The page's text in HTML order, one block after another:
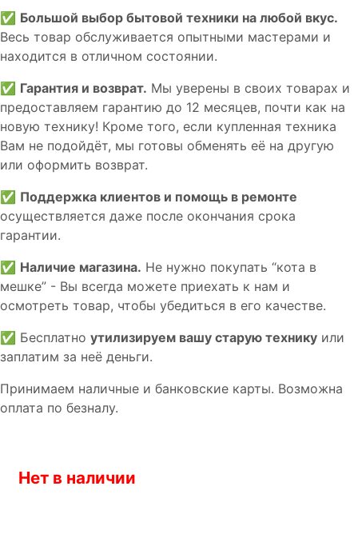
✅ Большой выбор бытовой техники на любой вкус.
Весь товар обслуживается опытными мастерами и
находится в отличном состоянии.
✅ Гарантия и возврат. Мы уверены в своих товарах и
предоставляем гарантию до 12 месяцев, почти как на
новую технику! Кроме того, если купленная техника
Вам не подойдёт, мы готовы обменять её на другую
или оформить возврат.
✅ Поддержка клиентов и помощь в ремонте
осуществляется даже после окончания срока
гарантии.
✅ Наличие магазина. Не нужно покупать “кота в
мешке” - Вы всегда можете приехать к нам и
осмотреть товар, чтобы убедиться в его качестве.
✅ Бесплатно утилизируем вашу старую технику или
заплатим за неё деньги.
Принимаем наличные и банковские карты. Возможна
оплата по безналу.
Нет в наличии